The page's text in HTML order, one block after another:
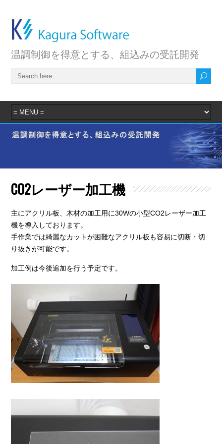
温調制御を得意とする、組込みの受託開発
CO2レーザー加工機
主にアクリル板、木材の加工用に30Wの小型CO2レーザー加工
機を導入しております。
手作業では綺麗なカットが困難なアクリル板も容易に切断・切
り抜きが可能です。
加工例は今後追加を行う予定です。